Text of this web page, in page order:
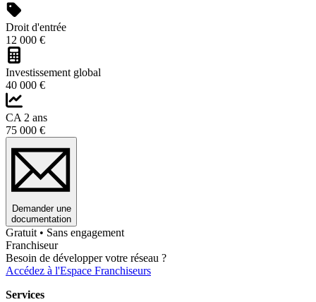
Droit d'entrée
12 000 €
Investissement global
40 000 €
CA 2 ans
75 000 €
Demander une
documentation
Gratuit • Sans engagement
Franchiseur
Besoin de développer votre réseau ?
Accédez à l'Espace Franchiseurs
Services